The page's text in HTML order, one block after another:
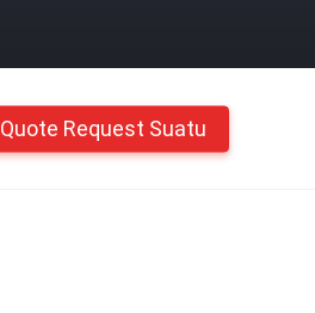
Quote Request Suatu